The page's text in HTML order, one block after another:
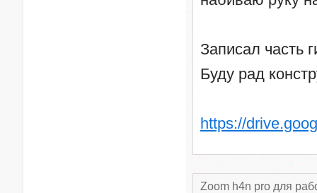
Записал часть
Буду рад
https://
Zoom h4n pro для